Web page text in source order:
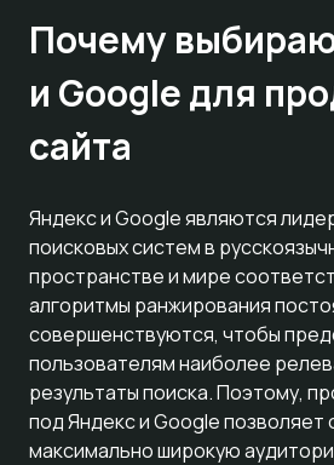
Почему
и Google для
сайта
Яндекс и Google являются
поисковых систем в
пространстве и мире
алгоритмы ранжирования
совершенствуются, чтобы
пользователям наиболее
результаты поиска. Поэтому,
под Яндекс и Google позволяет
максимально широкую